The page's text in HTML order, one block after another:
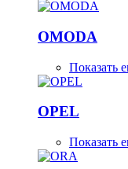
OMODA
Показать
OPEL
Показать